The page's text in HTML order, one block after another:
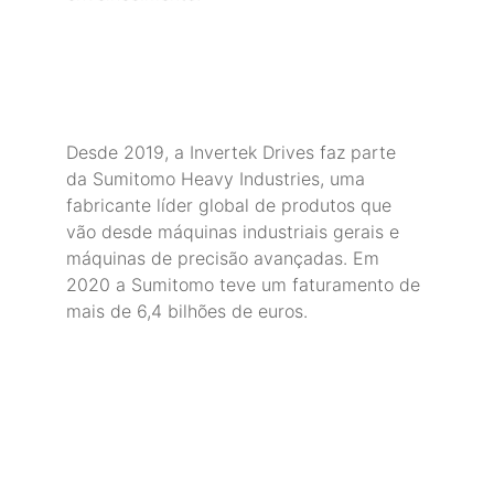
Desde 2019, a Invertek Drives faz parte
da Sumitomo Heavy Industries, uma
fabricante líder global de produtos que
vão desde máquinas industriais gerais e
máquinas de precisão avançadas. Em
2020 a Sumitomo teve um faturamento de
mais de 6,4 bilhões de euros.